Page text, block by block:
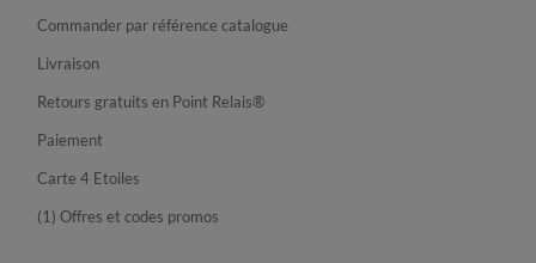
Commander par référence catalogue
Livraison
Retours gratuits en Point Relais®
Paiement
Carte 4 Etoiles
(1) Offres et codes promos